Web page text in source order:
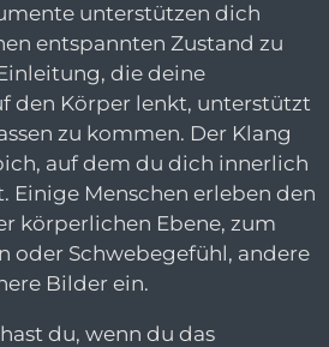
unterstützen dich
entspannten Zustand zu
die deine
den Körper lenkt, unterstützt
zu kommen. Der Klang
auf dem du dich innerlich
Einige Menschen erleben den
körperlichen Ebene, zum
oder Schwebegefühl, andere
Bilder ein.
du, wenn du das